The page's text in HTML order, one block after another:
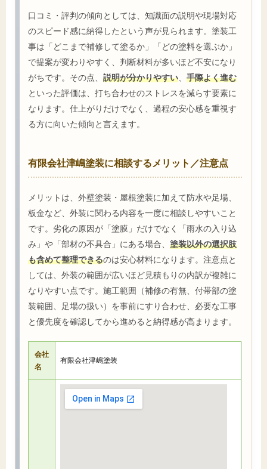
口コミ・評判の傾向としては、知識面の説明や現場対応
のスピード感に納得したという声が見られます。塗装工
事は「どこまで補修して塗るか」「どの塗料を選ぶか」
で提案が変わりやすく、判断材料が多いほど不安になり
がちです。その点、 説明が分かりやすい
手際よく進む
といった評価は、打ち合わせのストレスを減らす要素に
なります。仕上がりだけでなく、過程の安心感を重視す
る方に向いた傾向と言えます。
有限会社津嶋塗装に相談するメリット／注意点
メリットは、外壁塗装・屋根塗装に加えて防水や足場、
板金など、外装に関わる内容を一度に相談しやすいこと
です。劣化の原因が「塗膜」だけでなく「雨水の入り込
み」や「部材の不具合」にある場合、 塗装以外の選択肢
も含めて整理できるのは安心材料になります。注意点と
しては、外装の範囲が広いほど見積もりの内訳が複雑に
なりやすい点です。施工範囲（補修の有無、付帯部の塗
装範囲、足場の扱い）を事前にすり合わせ、必要な工事
と優先度を確認してから進めると納得感が高まります。
会社
名
有限会社津嶋塗装